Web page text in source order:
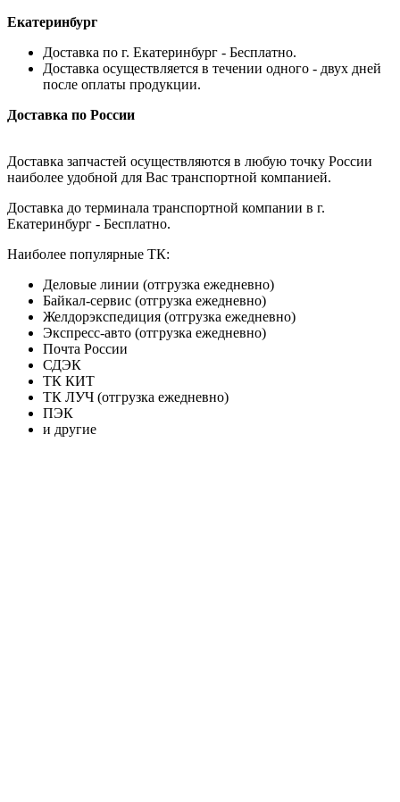
Екатеринбург
Доставка по г. Екатеринбург - Бесплатно.
Доставка осуществляется в течении одного - двух дней
после оплаты продукции.
Доставка по России
Доставка запчастей осуществляются в любую точку России
наиболее удобной для Вас транспортной компанией.
Доставка до терминала транспортной компании в г.
Екатеринбург - Бесплатно.
Наиболее популярные ТК:
Деловые линии (отгрузка ежедневно)
Байкал-сервис (отгрузка ежедневно)
Желдорэкспедиция (отгрузка ежедневно)
Экспресс-авто (отгрузка ежедневно)
Почта России
СДЭК
ТК КИТ
ТК ЛУЧ (отгрузка ежедневно)
ПЭК
и другие